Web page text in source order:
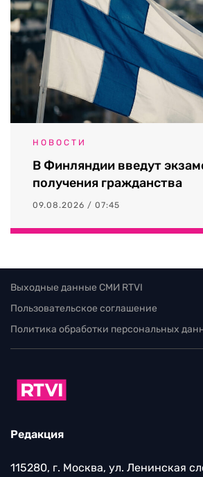
НОВОСТИ
В Финляндии введут
получения гражданства
09.08.2026 / 07:45
Выходные данные СМИ RTVI
Пользовательское соглашение
Политика обработки персональных
Редакция
115280, г. Москва, ул. Ленинская